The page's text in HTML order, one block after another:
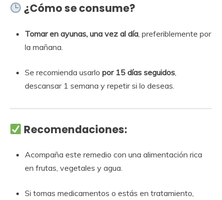
¿Cómo se consume?
Tomar en ayunas, una vez al día , preferiblemente por
la mañana.
Se recomienda usarlo por 15 días seguidos
descansar 1 semana y repetir si lo deseas.
Recomendaciones:
Acompaña este remedio con una alimentación rica
en frutas, vegetales y agua.
Si tomas medicamentos o estás en tratamiento,